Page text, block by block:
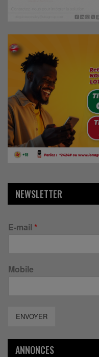
NEWSLETTER
E-mail *
Mobile
ENVOYER
ANNONCES